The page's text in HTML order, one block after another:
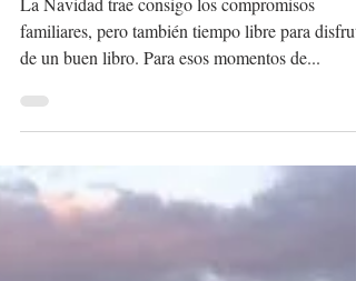
PUEDES PERDERTE
ESTA NAVIDAD
La Navidad trae consigo los compromisos
familiares, pero también tiempo libre para
de un buen libro. Para esos momentos de...